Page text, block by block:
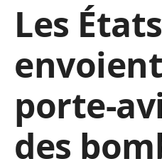
Les
porte-
des